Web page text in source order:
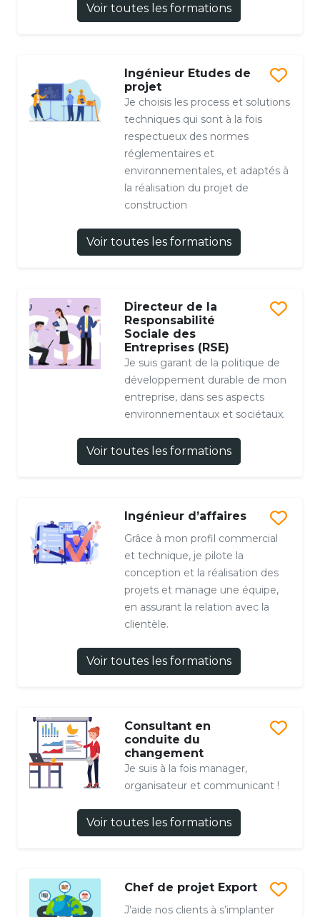
Voir toutes les formations
Ingénieur Etudes de
projet
Je choisis les process et solutions
techniques qui sont à la fois
respectueux des normes
réglementaires et
environnementales, et adaptés à
la réalisation du projet de
construction
Voir toutes les formations
Directeur de la
Responsabilité
Sociale des
Entreprises (RSE)
Je suis garant de la politique de
développement durable de mon
entreprise, dans ses aspects
environnementaux et sociétaux.
Voir toutes les formations
Ingénieur d’affaires
Grâce à mon profil commercial
et technique, je pilote la
conception et la réalisation des
projets et manage une équipe,
en assurant la relation avec la
clientèle.
Voir toutes les formations
Consultant en
conduite du
changement
Je suis à la fois manager,
organisateur et communicant !
Voir toutes les formations
Chef de projet Export
J’aide nos clients à s’implanter